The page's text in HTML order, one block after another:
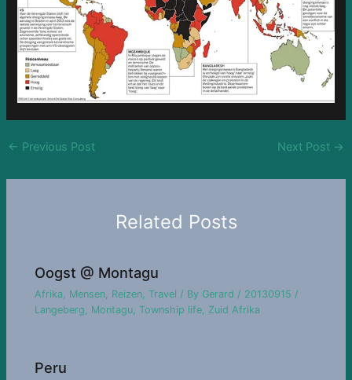
← Previous Post Next Post →
Related Posts
Oogst @ Montagu
Afrika Mensen Reizen ,Travel / By Gerard / 20130915 /
Langeberg
Montagu ,Township life Zuid Afrika
Peru